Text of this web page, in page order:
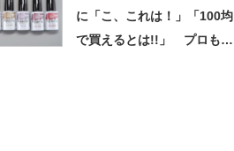
に「こ、これは！」「100均
で買えるとは!!」 プロも驚